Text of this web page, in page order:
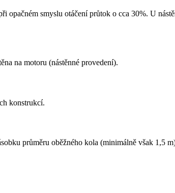
smyslu otáčení průtok o cca 30%. U
na motoru (nástěnné provedení).
konstrukcí.
průměru oběžného kola (minimálně však 1,5